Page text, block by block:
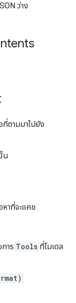
ว่าง
ที่ตามมาไปยัง
น
าที่จะแคช
าร Tools ที่โมเดล